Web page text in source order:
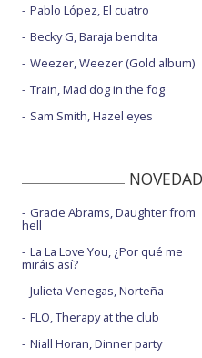
Pablo López, El cuatro
Becky G, Baraja bendita
Weezer, Weezer (Gold album)
Train, Mad dog in the fog
Sam Smith, Hazel eyes
Gracie Abrams, Daughter from
hell
La La Love You, ¿Por qué me
miráis así?
Julieta Venegas, Norteña
FLO, Therapy at the club
Niall Horan, Dinner party